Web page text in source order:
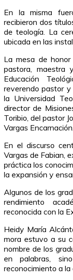
En la misma
recibieron dos
de teología. La
ubicada en las
La mesa de
pastora, maestra
Educación
reverendo pastor
la Universidad
director de
Toribio, del pastor
Vargas Encarnación.
En el discurso
Vargas de Fabian,
práctica los
la expansión y
Algunos de los
rendimiento
reconocida con la
Heidy María
mora estuvo a su
nombre de los
en palabras,
reconocimiento a la